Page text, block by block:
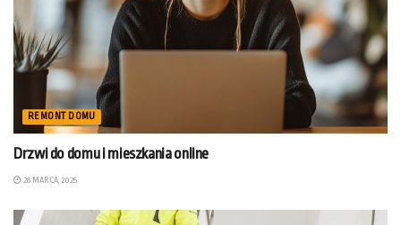
REMONT DOMU
Drzwi do domu i mieszkania online
28 MARCA, 2025